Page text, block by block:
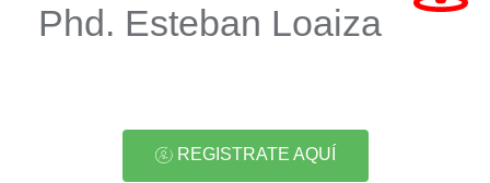
Phd. Esteban Loaiza
REGISTRATE AQUÍ